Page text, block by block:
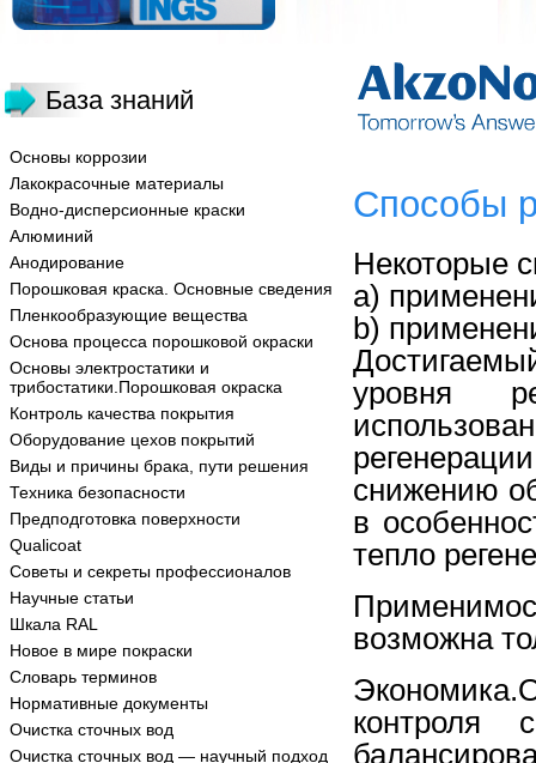
База знаний
Основы коррозии
Лакокрасочные материалы
Водно-дисперсионные краски
Алюминий
Анодирование
Порошковая краска. Основные сведения
Пленкообразующие вещества
Основа процесса порошковой окраски
Основы электростатики и
трибостатики.Порошковая окраска
Контроль качества покрытия
Оборудование цехов покрытий
Виды и причины брака, пути решения
Техника безопасности
Предподготовка поверхности
Qualicoat
Советы и секреты профессионалов
Научные статьи
Шкала RAL
Новое в мире покраски
Словарь терминов
Нормативные документы
Очистка сточных вод
Очистка сточных вод — научный подход
Способы
Некоторые
a)
b)
уровня
снижению
в
тепло
возможна
контроля